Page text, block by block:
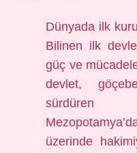
Dünyada ilk
Bilinen ilk
güç ve
devlet,
üzerinde